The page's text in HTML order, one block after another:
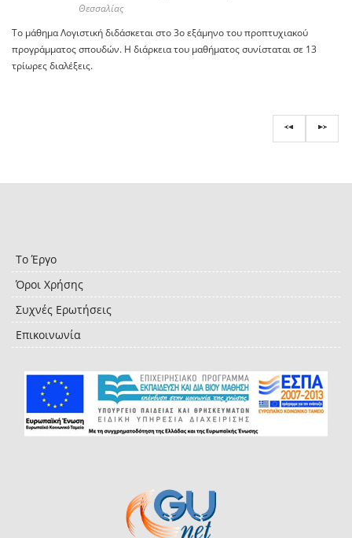
Θεσσαλίας
Το μάθημα Λογιστική διδάσκεται στο 3ο εξάμηνο του προπτυχιακού
προγράμματος σπουδών. Η διάρκεια του μαθήματος συνίσταται σε 13
τρίωρες διαλέξεις.
Το Έργο
Όροι Χρήσης
Συχνές Ερωτήσεις
Επικοινωνία